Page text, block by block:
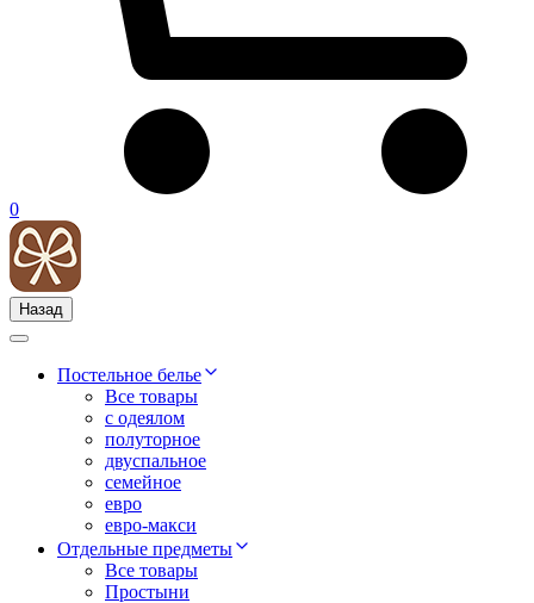
0
Назад
Постельное белье
Все товары
с одеялом
полуторное
двуспальное
семейное
евро
евро-макси
Отдельные предметы
Все товары
Простыни